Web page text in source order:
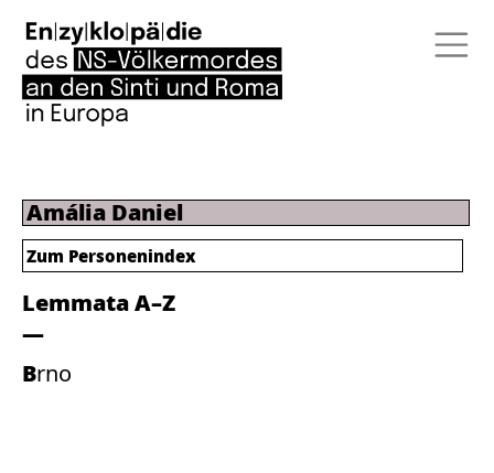
Amália Daniel
Lemmata A–Z
Brno
Zum Personenindex